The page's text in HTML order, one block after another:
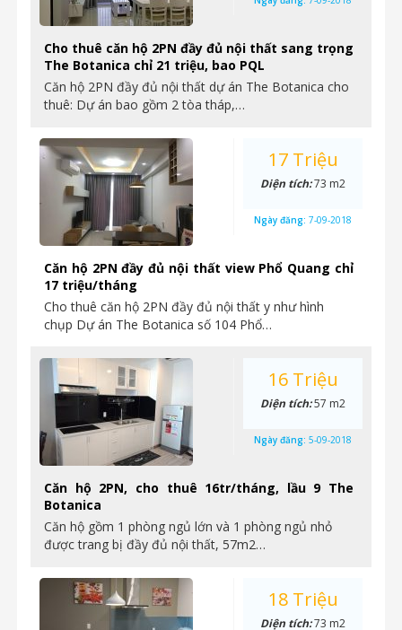
Cho thuê căn hộ 2PN đầy đủ nội thất sang trọng
The Botanica chỉ 21 triệu, bao PQL
Căn hộ 2PN đầy đủ nội thất dự án The Botanica cho
thuê: Dự án bao gồm 2 tòa tháp,…
Căn hộ 2PN đầy đủ nội thất view Phổ Quang chỉ
17 triệu/tháng
Cho thuê căn hộ 2PN đầy đủ nội thất y như hình
chụp Dự án The Botanica số 104 Phổ…
17 Triệu
Diện tích:73 m2
Ngày đăng: 7-09-2018
Căn hộ 2PN, cho thuê 16tr/tháng, lầu 9 The
Botanica
Căn hộ gồm 1 phòng ngủ lớn và 1 phòng ngủ nhỏ
được trang bị đầy đủ nội thất, 57m2…
16 Triệu
Diện tích:57 m2
Ngày đăng: 5-09-2018
18 Triệu
Diện tích:73 m2